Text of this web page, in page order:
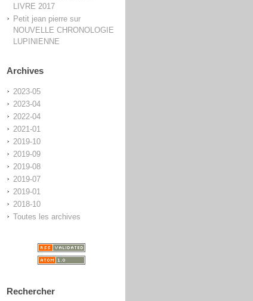
LIVRE 2017
Petit jean pierresur
NOUVELLE CHRONOLOGIE
LUPINIENNE
Archives
2023-05
2023-04
2022-04
2021-01
2019-10
2019-09
2019-08
2019-07
2019-01
2018-10
Toutes les archives
Rechercher